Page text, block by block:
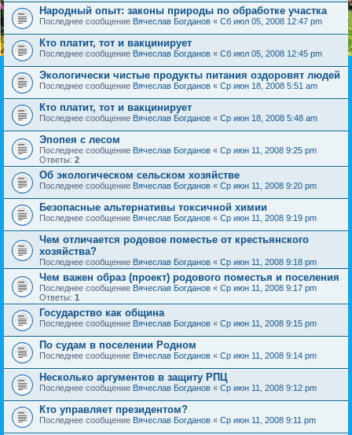
Народный опыт: законы природы по обработке участка
Последнее сообщение Вячеслав Богданов « Сб июл 05, 2008 12:47 pm
Кто платит, тот и вакцинирует
Последнее сообщение Вячеслав Богданов « Сб июл 05, 2008 12:45 pm
Экологически чистые продукты питания оздоровят людей
Последнее сообщение Вячеслав Богданов « Ср июн 18, 2008 5:51 am
Кто платит, тот и вакцинирует
Последнее сообщение Вячеслав Богданов « Ср июн 18, 2008 5:48 am
Эпопея с лесом
Последнее сообщение Вячеслав Богданов « Ср июн 11, 2008 9:25 pm
Ответы: 2
Об экологическом сельском хозяйстве
Последнее сообщение Вячеслав Богданов « Ср июн 11, 2008 9:20 pm
Безопасные альтернативы токсичной химии
Последнее сообщение Вячеслав Богданов « Ср июн 11, 2008 9:19 pm
Чем отличается родовое поместье от крестьянского
хозяйства?
Последнее сообщение Вячеслав Богданов « Ср июн 11, 2008 9:18 pm
Чем важен образ (проект) родового поместья и поселения
Последнее сообщение Вячеслав Богданов « Ср июн 11, 2008 9:17 pm
Ответы: 1
Государство как община
Последнее сообщение Вячеслав Богданов « Ср июн 11, 2008 9:15 pm
По судам в поселении Родном
Последнее сообщение Вячеслав Богданов « Ср июн 11, 2008 9:14 pm
Несколько аргументов в защиту РПЦ
Последнее сообщение Вячеслав Богданов « Ср июн 11, 2008 9:12 pm
Кто управляет президентом?
Последнее сообщение Вячеслав Богданов « Ср июн 11, 2008 9:11 pm